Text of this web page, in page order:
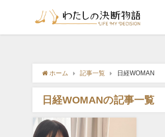
ホーム 記事一覧 日経WOMAN
日経WOMANの記事一覧